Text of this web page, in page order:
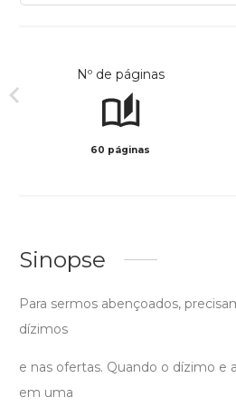
Nº de páginas
60 páginas
Sinopse
Para sermos abençoados,
dízimos
e nas ofertas. Quando o dízimo e
em uma